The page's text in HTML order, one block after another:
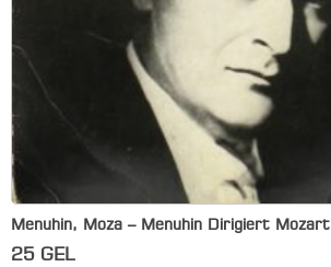
Menuhin, Moza – Menuhin Dirigiert Mozart
25 GEL